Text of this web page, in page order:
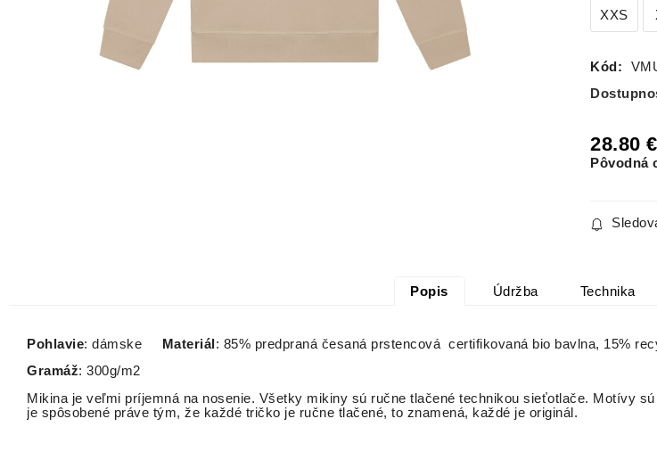
XXS
Kód:
28.80 €
Pôvodná
Popis Údržba Technika
Pohlavie: dámske Materiál: 85% predpraná česaná prstencová certifikovaná bio bavlna, 15%
Gramáž: 300g/m2
Mikina je veľmi príjemná na nosenie. Všetky mikiny sú ručne tlačené technikou sieťotlače. Motívy
je spôsobené práve tým, že každé tričko je ručne tlačené, to znamená, každé je originál.